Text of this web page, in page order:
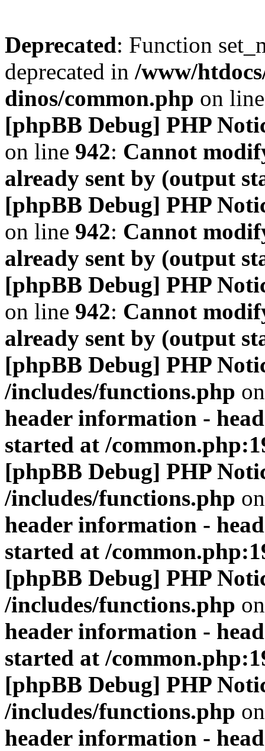
Deprecated: Function
deprecated in /www/
dinos/common.php on
[phpBB Debug] PHP
on line 942: Cannot
already sent by (output
[phpBB Debug] PHP
on line 942: Cannot
already sent by (output
[phpBB Debug] PHP
on line 942: Cannot
already sent by (output
[phpBB Debug] PHP
/includes/functions.php
header information -
started at /
[phpBB Debug] PHP
/includes/functions.php
header information -
started at /
[phpBB Debug] PHP
/includes/functions.php
header information -
started at /
[phpBB Debug] PHP
/includes/functions.php
header information -